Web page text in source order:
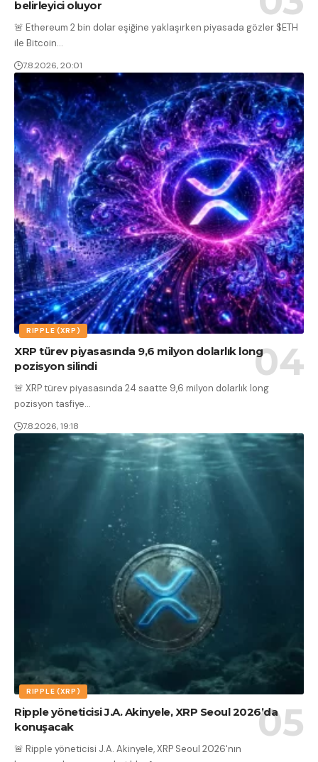
belirleyici oluyor
🚨 Ethereum 2 bin dolar eşiğine yaklaşırken piyasada gözler $ETH
ile Bitcoin…
7.8.2026, 20:01
RIPPLE (XRP)
XRP türev piyasasında 9,6 milyon dolarlık long
pozisyon silindi
🚨 XRP türev piyasasında 24 saatte 9,6 milyon dolarlık long
pozisyon tasfiye…
7.8.2026, 19:18
RIPPLE (XRP)
Ripple yöneticisi J.A. Akinyele, XRP Seoul 2026’da
konuşacak
🚨 Ripple yöneticisi J.A. Akinyele, XRP Seoul 2026'nın